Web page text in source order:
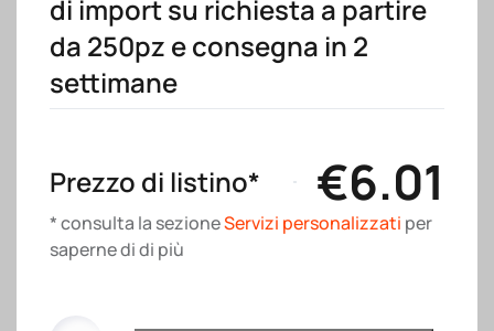
di import su richiesta a partire
da 250pz e consegna in 2
settimane
Prezzo di listino* €6.01
* consulta la sezioneServizi personalizzati per
saperne di di più